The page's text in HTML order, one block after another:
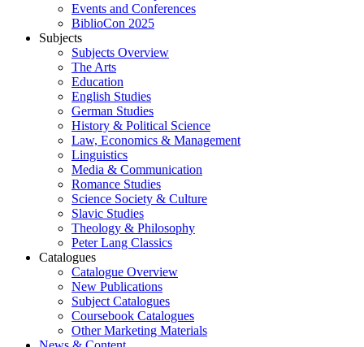
Events and Conferences
BiblioCon 2025
Subjects
Subjects Overview
The Arts
Education
English Studies
German Studies
History & Political Science
Law, Economics & Management
Linguistics
Media & Communication
Romance Studies
Science Society & Culture
Slavic Studies
Theology & Philosophy
Peter Lang Classics
Catalogues
Catalogue Overview
New Publications
Subject Catalogues
Coursebook Catalogues
Other Marketing Materials